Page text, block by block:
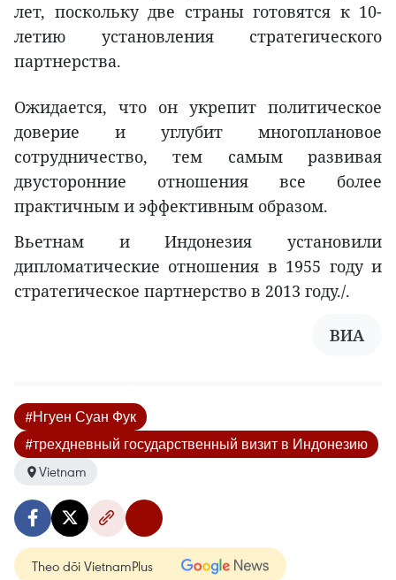
лет, поскольку две страны готовятся к 10-
летию установления стратегического
партнерства.
Ожидается, что он укрепит политическое
доверие и углубит многоплановое
сотрудничество, тем самым развивая
двусторонние отношения все более
практичным и эффективным образом.
Вьетнам и Индонезия установили
дипломатические отношения в 1955 году и
стратегическое партнерство в 2013 году./.
ВИА
#Нгуен Суан Фук
#трехдневный государственный визит в Индонезию
Vietnam
Theo dõi VietnamPlus